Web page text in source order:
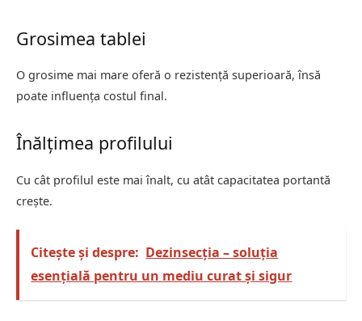
Grosimea tablei
O grosime mai mare oferă o rezistență superioară, însă
poate influența costul final.
Înălțimea profilului
Cu cât profilul este mai înalt, cu atât capacitatea portantă
crește.
Citește și despre: Dezinsecția – soluția
esențială pentru un mediu curat și sigur